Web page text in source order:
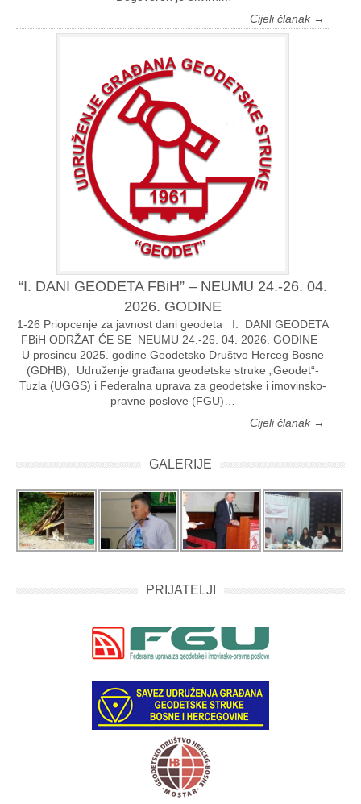
Cijeli članak →
“I. DANI GEODETA FBiH” – NEUMU 24.-26. 04.
2026. GODINE
1-26 Priopcenje za javnost dani geodeta I. DANI GEODETA
FBiH ODRŽAT ĆE SE NEUMU 24.-26. 04. 2026. GODINE
U prosincu 2025. godine Geodetsko Društvo Herceg Bosne
(GDHB), Udruženje građana geodetske struke „Geodet“-
Tuzla (UGGS) i Federalna uprava za geodetske i imovinsko-
pravne poslove (FGU)…
Cijeli članak →
GALERIJE
PRIJATELJI